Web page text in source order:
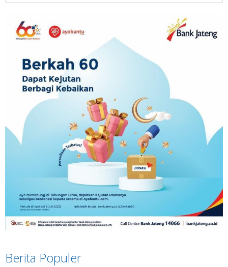
Berita Populer